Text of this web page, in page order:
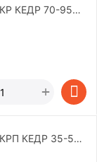
КЕДР 70-95
+
КЕДР 35-50